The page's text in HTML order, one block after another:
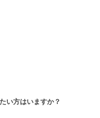
い方はいますか？